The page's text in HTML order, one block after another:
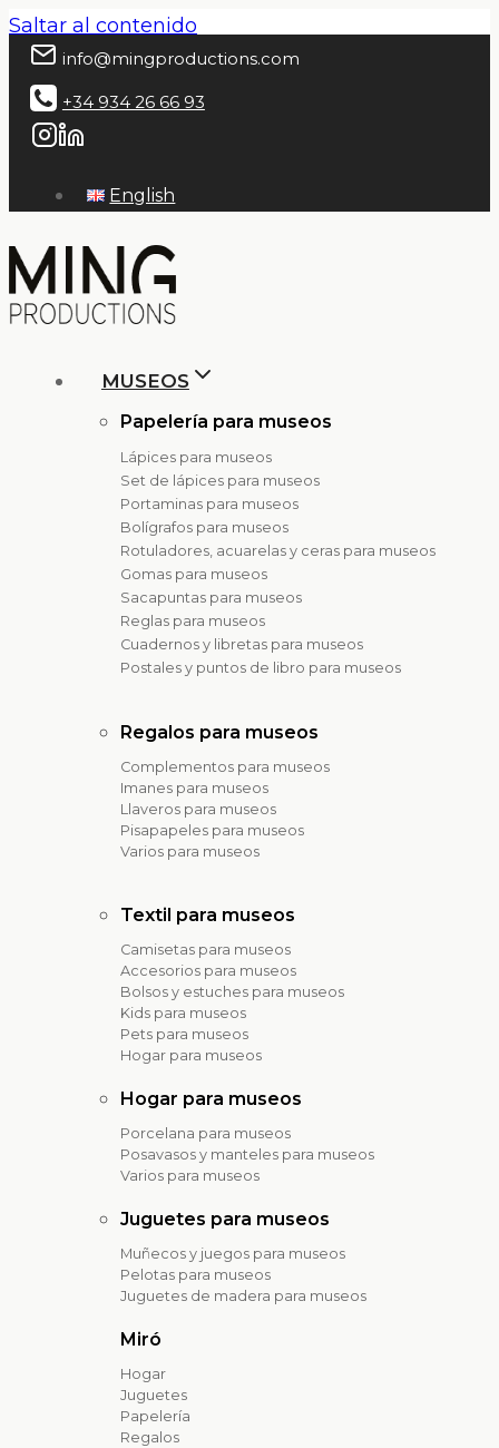
Saltar al contenido
info@mingproductions.com
+34 934 26 66 93
English
MUSEOS
Papelería para museos
Lápices para museos
Set de lápices para museos
Portaminas para museos
Bolígrafos para museos
Rotuladores, acuarelas y ceras para museos
Gomas para museos
Sacapuntas para museos
Reglas para museos
Cuadernos y libretas para museos
Postales y puntos de libro para museos
Regalos para museos
Complementos para museos
Imanes para museos
Llaveros para museos
Pisapapeles para museos
Varios para museos
Textil para museos
Camisetas para museos
Accesorios para museos
Bolsos y estuches para museos
Kids para museos
Pets para museos
Hogar para museos
Hogar para museos
Porcelana para museos
Posavasos y manteles para museos
Varios para museos
Juguetes para museos
Muñecos y juegos para museos
Pelotas para museos
Juguetes de madera para museos
Miró
Hogar
Juguetes
Papelería
Regalos